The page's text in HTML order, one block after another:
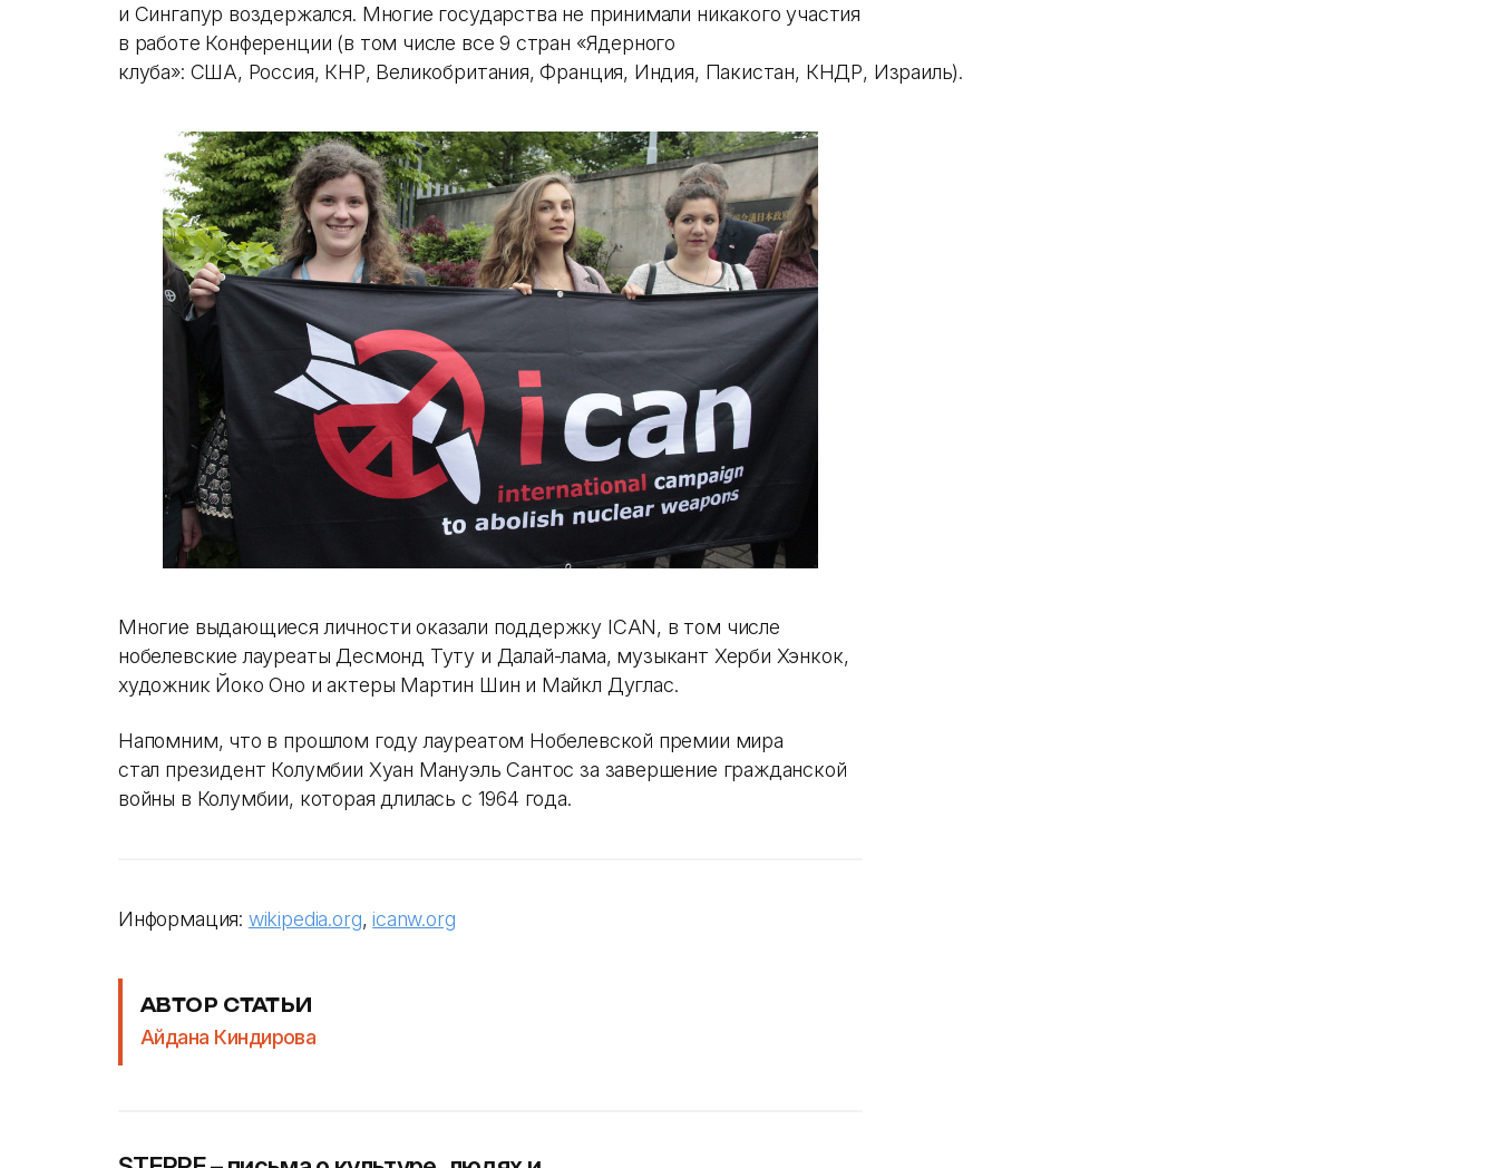
и Сингапур воздержался. Многие государства не принимали никакого участия
в работе Конференции (в том числе все 9 стран «Ядерного
клуба»: США, Россия, КНР, Великобритания, Франция, Индия, Пакистан, КНДР, Израиль).
Многие выдающиеся личности оказали поддержку ICAN, в том числе
нобелевские лауреаты Десмонд Туту и Далай-лама, музыкант Херби Хэнкок,
художник Йоко Оно и актеры Мартин Шин и Майкл Дуглас.
Напомним, что в прошлом году лауреатом Нобелевской премии мира
стал президент Колумбии Хуан Мануэль Сантос за завершение гражданской
войны в Колумбии, которая длилась с 1964 года.
Информация: wikipedia.org,icanw.org
АВТОР СТАТЬИ
Айдана Киндирова